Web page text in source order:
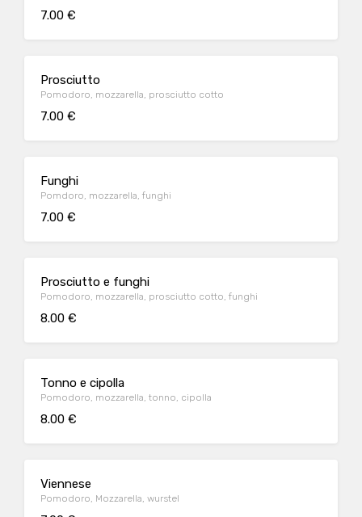
7.00 €
Prosciutto
Pomodoro, mozzarella, prosciutto cotto
7.00 €
Funghi
Pomdoro, mozzarella, funghi
7.00 €
Prosciutto e funghi
Pomodoro, mozzarella, prosciutto cotto, funghi
8.00 €
Tonno e cipolla
Pomodoro, mozzarella, tonno, cipolla
8.00 €
Viennese
Pomodoro, Mozzarella, wurstel